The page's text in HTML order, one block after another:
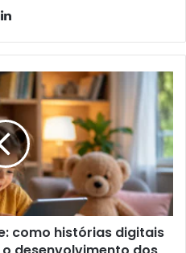
como histórias digitais